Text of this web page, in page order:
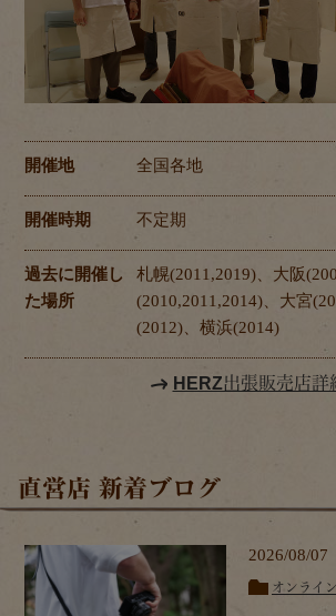
開催地 全国各地
開催時期 不定期
過去に開催し
た場所
札幌(2011,2019)、大阪
(2010,2011,2014)、大宮
(2012)、横浜(2014)
HERZ出張販売店詳
直営店 新着ブログ
2026/08/07
オンライ